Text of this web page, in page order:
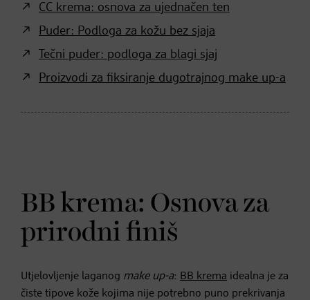
CC krema: osnova za ujednačen ten
Puder: Podloga za kožu bez sjaja
Tečni puder: podloga za blagi sjaj
Proizvodi za fiksiranje dugotrajnog make up-a
BB krema: Osnova za
prirodni finiš
Utjelovljenje laganog make up-a: BB krema idealna je za
čiste tipove kože kojima nije potrebno puno prekrivanja